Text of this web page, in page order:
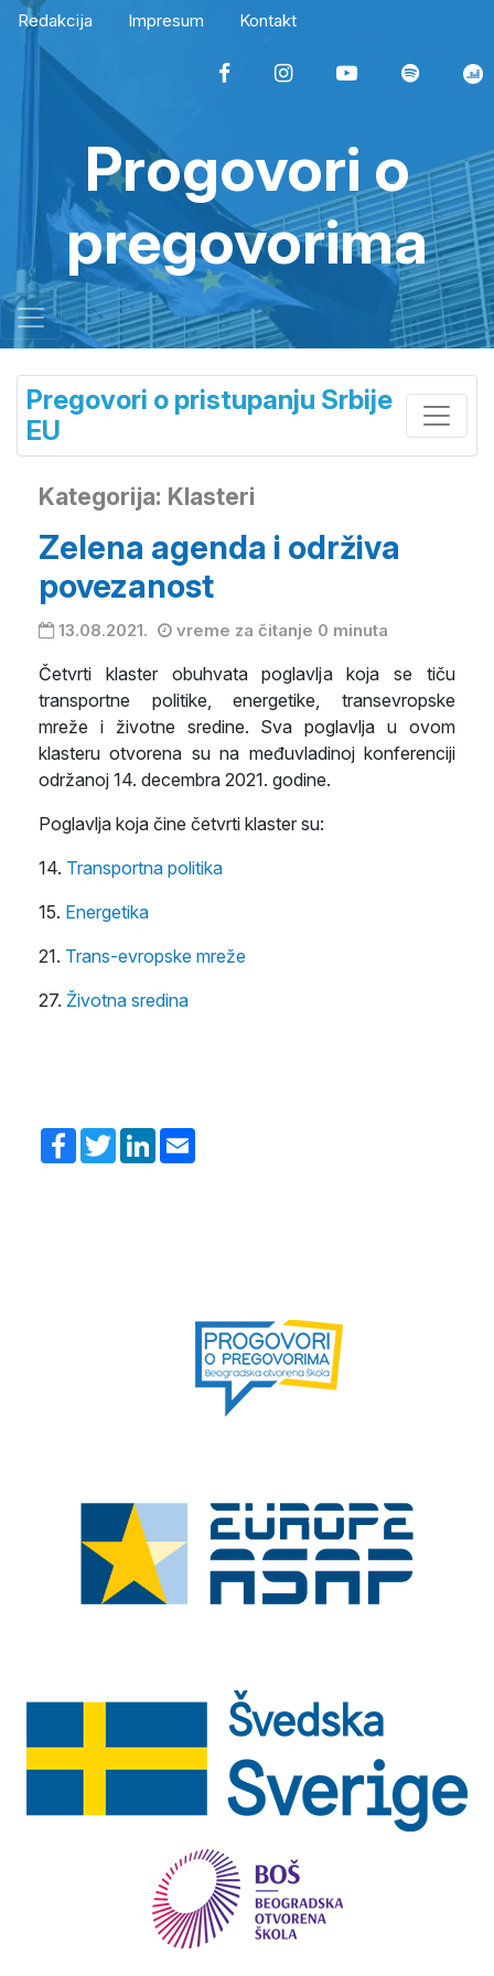
Redakcija Impresum Kontakt
Progovori o
pregovorima
Pregovori o pristupanju Srbije
EU
Kategorija: Klasteri
Zelena agenda i održiva
povezanost
13.08.2021. vreme za čitanje 0 minuta
Četvrti klaster obuhvata poglavlja koja se tiču
transportne politike, energetike, transevropske
mreže i životne sredine. Sva poglavlja u ovom
klasteru otvorena su na međuvladinoj konferenciji
održanoj 14. decembra 2021. godine.
Poglavlja koja čine četvrti klaster su:
14. Transportna politika
15. Energetika
21. Trans-evropske mreže
27. Životna sredina
Facebook
TwitterLinkedIn